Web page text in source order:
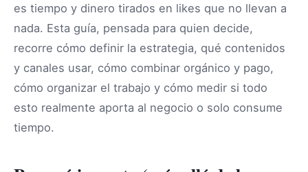
es tiempo y dinero tirados en likes que no llevan a
nada. Esta guía, pensada para quien decide,
recorre cómo definir la estrategia, qué contenidos
y canales usar, cómo combinar orgánico y pago,
cómo organizar el trabajo y cómo medir si todo
esto realmente aporta al negocio o solo consume
tiempo.